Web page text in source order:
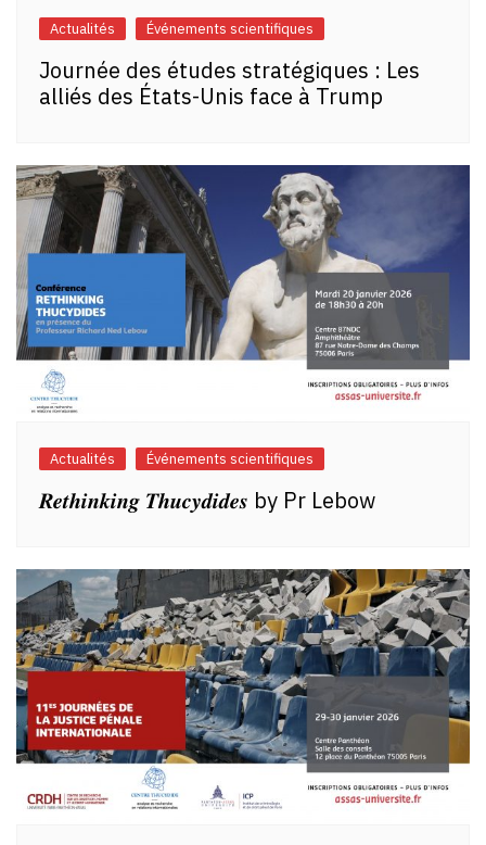
Actualités Événements scientifiques
Journée des études stratégiques : Les
alliés des États-Unis face à Trump
Actualités Événements scientifiques
𝑹𝒆𝒕𝒉𝒊𝒏𝒌𝒊𝒏𝒈 𝑻𝒉𝒖𝒄𝒚𝒅𝒊𝒅𝒆𝒔 by Pr Lebow